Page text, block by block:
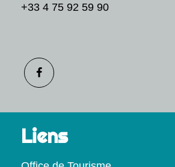
+33 4 75 92 59 90
Liens